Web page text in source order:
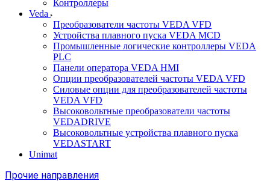
Контроллеры
Veda
Преобразователи частоты VEDA VFD
Устройства плавного пуска VEDA MCD
Промышленные логические контроллеры VEDA
PLC
Панели оператора VEDA HMI
Опции преобразователей частоты VEDA VFD
Силовые опции для преобразователей частоты
VEDA VFD
Высоковольтные преобразователи частоты
VEDADRIVE
Высоковольтные устройства плавного пуска
VEDASTART
Unimat
Прочие направления